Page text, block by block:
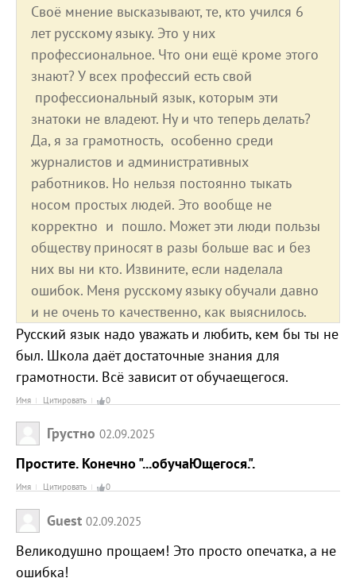
Своё мнение высказывают, те, кто учился 6
лет русскому языку. Это у них
профессиональное. Что они ещё кроме этого
знают? У всех профессий есть свой
профессиональный язык, которым эти
знатоки не владеют. Ну и что теперь делать?
Да, я за грамотность, особенно среди
журналистов и административных
работников. Но нельзя постоянно тыкать
носом простых людей. Это вообще не
корректно и пошло. Может эти люди пользы
обществу приносят в разы больше вас и без
них вы ни кто. Извините, если наделала
ошибок. Меня русскому языку обучали давно
и не очень то качественно, как выяснилось.
Русский язык надо уважать и любить, кем бы ты не
был. Школа даёт достаточные знания для
грамотности. Всё зависит от обучаещегося.
Имя Цитировать 0
Грустно 02.09.2025
Простите. Конечно "...обучаЮщегося.".
Имя Цитировать 0
Guest 02.09.2025
Великодушно прощаем! Это просто опечатка, а не
ошибка!